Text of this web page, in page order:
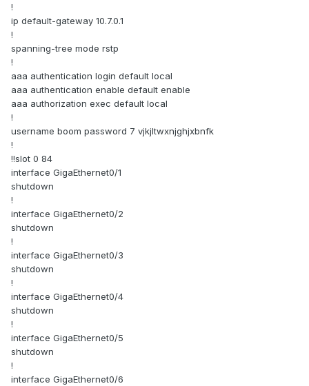
!
ip default-gateway 10.7.0.1
!
spanning-tree mode rstp
!
aaa authentication login default local
aaa authentication enable default enable
aaa authorization exec default local
!
username boom password 7 vjkjltwxnjghjxbnfk
!
!!slot 0 84
interface GigaEthernet0/1
shutdown
!
interface GigaEthernet0/2
shutdown
!
interface GigaEthernet0/3
shutdown
!
interface GigaEthernet0/4
shutdown
!
interface GigaEthernet0/5
shutdown
!
interface GigaEthernet0/6